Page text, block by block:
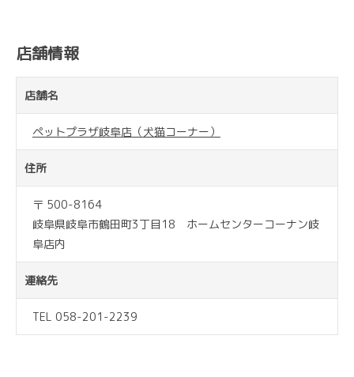
店舗情報
店舗名
ペットプラザ岐阜店（犬猫コーナー）
住所
〒 500-8164
岐阜県岐阜市鶴田町3丁目18 ホームセンターコーナン岐
阜店内
連絡先
TEL 058-201-2239